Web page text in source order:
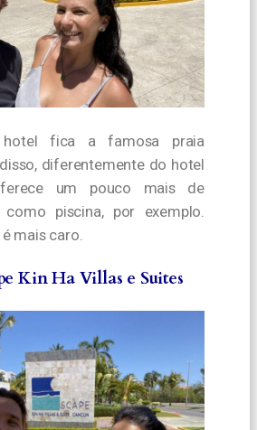
hotel fica a famosa praia
diferentemente do hotel
um pouco mais de
como piscina, por exemplo.
mais caro.
Kin Ha Villas e Suites